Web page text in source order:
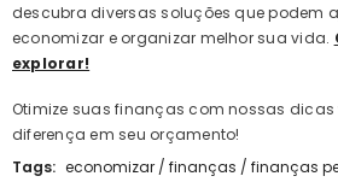
descubra diversas soluções que podem
economizar e organizar melhor sua vida.
explorar!
Otimize suas finanças com nossas dicas
diferença em seu orçamento!
Tags: economizar / finanças / finanças